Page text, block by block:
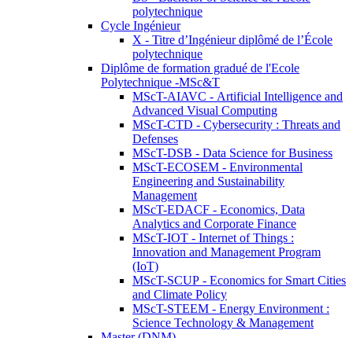
polytechnique
Cycle Ingénieur
X - Titre d’Ingénieur diplômé de l’École
polytechnique
Diplôme de formation gradué de l'Ecole
Polytechnique -MSc&T
MScT-AIAVC - Artificial Intelligence and
Advanced Visual Computing
MScT-CTD - Cybersecurity : Threats and
Defenses
MScT-DSB - Data Science for Business
MScT-ECOSEM - Environmental
Engineering and Sustainability
Management
MScT-EDACF - Economics, Data
Analytics and Corporate Finance
MScT-IOT - Internet of Things :
Innovation and Management Program
(IoT)
MScT-SCUP - Economics for Smart Cities
and Climate Policy
MScT-STEEM - Energy Environment :
Science Technology & Management